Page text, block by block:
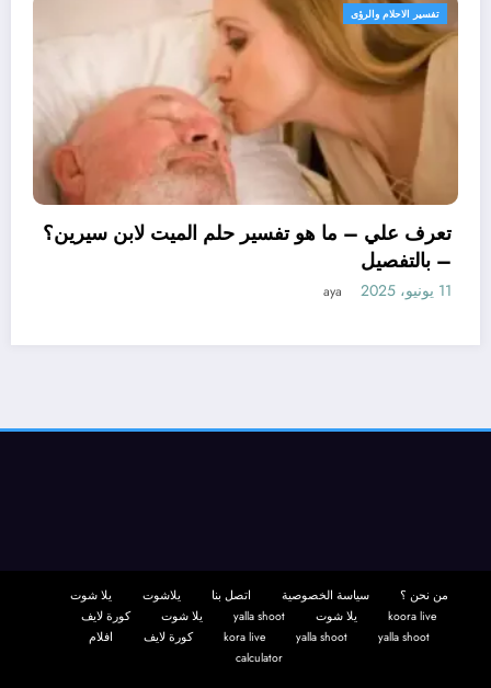
تعرف علي
ما هو تأويل ابن سيرين لتفسير حلم
اتصل بنا